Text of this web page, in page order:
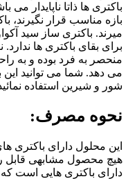
باکتری ها ذاتا ناپایدار می
بازه مناسب قرار نگیرند،
میرند. باکتری ساز سید
برای بقای باکتری ها
منحصر به فرد بوده و به
می دهد. شما می توانید این
شور و شیرین استفاده
نحوه مصرف:
این محلول دارای باکتری
هیچ محصول مشابهی قابل
دارای باکتری هایی است